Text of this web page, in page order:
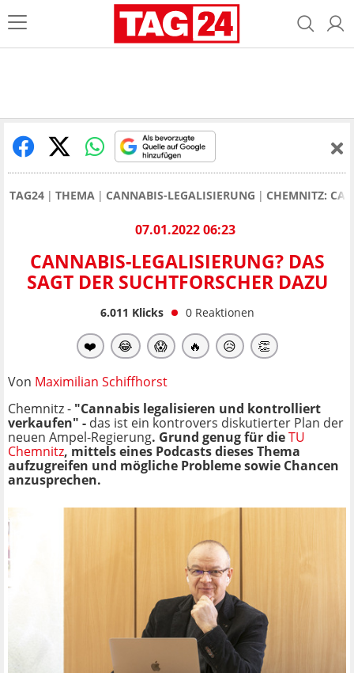
TAG24 THEMA CANNABIS-LEGALISIERUNG CHEMNITZ:
07.01.2022 06:23
CANNABIS-LEGALISIERUNG? DAS
SAGT DER SUCHTFORSCHER DAZU
6.011 Klicks 0 Reaktionen
❤️ 😂 😱 🔥 😥 👏
Von Maximilian Schiffhorst
Chemnitz - "Cannabis legalisieren und kontrolliert
verkaufen" - das ist ein kontrovers diskutierter Plan der
neuen Ampel-Regierung. Grund genug für dieTU
Chemnitz, mittels eines Podcasts dieses Thema
aufzugreifen und mögliche Probleme sowie Chancen
anzusprechen.